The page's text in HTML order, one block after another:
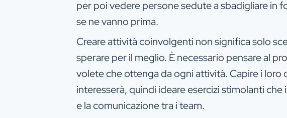
per poi vedere persone sedute a sbadigliare in
se ne vanno prima.
Creare attività coinvolgenti non significa solo
sperare per il meglio. È necessario pensare al
volete che ottenga da ogni attività. Capire i loro
interesserà, quindi ideare esercizi stimolanti
e la comunicazione tra i team.